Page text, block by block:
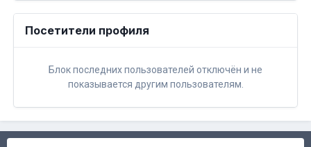
Посетители профиля
Блок последних пользователей отключён и не
показывается другим пользователям.